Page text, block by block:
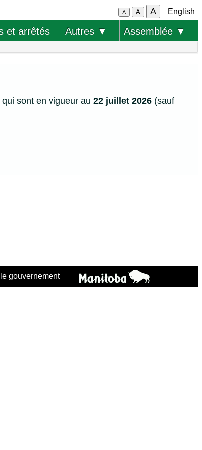
A A A English
et arrêtés Autres ▼ Assemblée ▼
qui sont en vigueur au 22 juillet 2026 (sauf
gouvernement